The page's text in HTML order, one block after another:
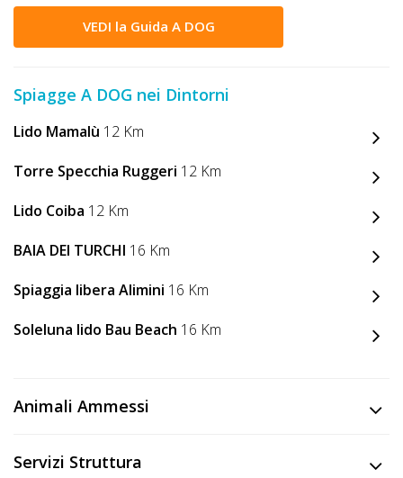
A
CODICE
SCONTO
Video
Tutorial
con
VEDI la Guida A DOG
Spiagge A DOG nei Dintorni
Lido Mamalù 12 Km
Torre Specchia Ruggeri 12 Km
Lido Coiba 12 Km
BAIA DEI TURCHI 16 Km
Spiaggia libera Alimini 16 Km
Soleluna lido Bau Beach 16 Km
Animali Ammessi
Servizi Struttura